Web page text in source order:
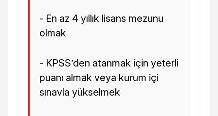
- En az 4 yıllık lisans mezunu
olmak
- KPSS’den atanmak için yeterli
puanı almak veya kurum içi
sınavla yükselmek